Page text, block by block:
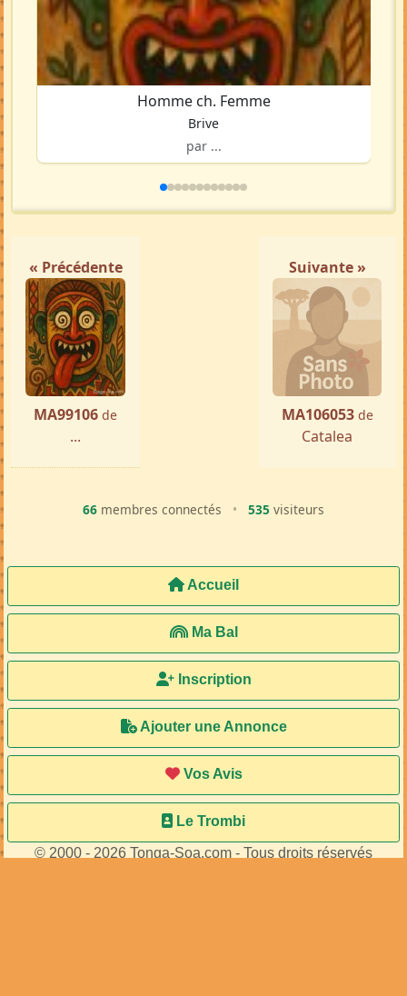
Homme ch. Femme
Brive
par ...
« Précédente
MA99106 de
...
Suivante »
MA106053 de
Catalea
66 membres connectés • 535 visiteurs
Accueil
Ma Bal
Inscription
Ajouter une Annonce
Vos Avis
Le Trombi
© 2000 - 2026 Tonga-Soa.com - Tous droits réservés